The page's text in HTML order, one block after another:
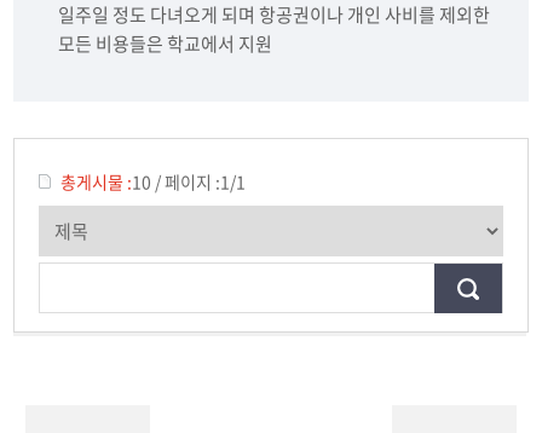
일주일 정도 다녀오게 되며 항공권이나 개인 사비를 제외한
모든 비용들은 학교에서 지원
총게시물 :10 /페이지 :1/1